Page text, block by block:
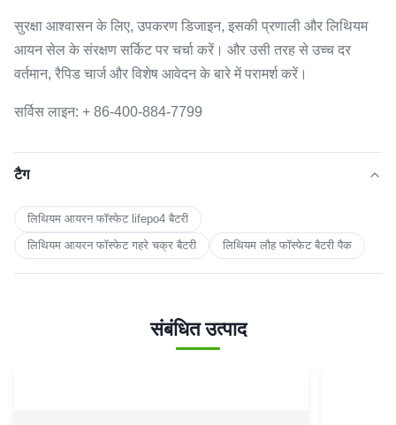
सुरक्षा आश्वासन के लिए, उपकरण डिजाइन, इसकी प्रणाली और लिथियम
आयन सेल के संरक्षण सर्किट पर चर्चा करें। और उसी तरह से उच्च दर
वर्तमान, रैपिड चार्ज और विशेष आवेदन के बारे में परामर्श करें।
सर्विस लाइन: + 86-400-884-7799
टैग
लिथियम आयरन फॉस्फेट lifepo4 बैटरी
लिथियम आयरन फॉस्फेट गहरे चक्र बैटरी
लिथियम लौह फॉस्फेट बैटरी पैक
संबंधित उत्पाद